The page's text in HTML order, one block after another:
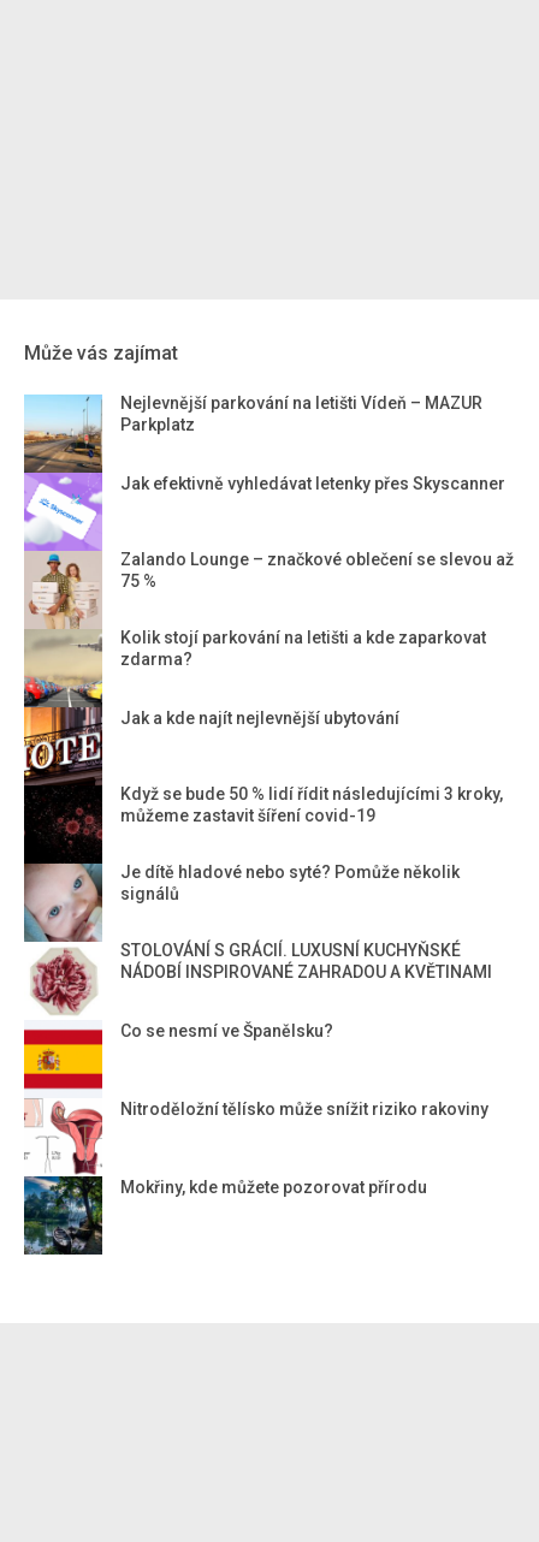
Může vás zajímat
Nejlevnější parkování na letišti Vídeň – MAZUR
Parkplatz
Jak efektivně vyhledávat letenky přes Skyscanner
Zalando Lounge – značkové oblečení se slevou až
75 %
Kolik stojí parkování na letišti a kde zaparkovat
zdarma?
Jak a kde najít nejlevnější ubytování
Když se bude 50 % lidí řídit následujícími 3 kroky,
můžeme zastavit šíření covid-19
Je dítě hladové nebo syté? Pomůže několik
signálů
STOLOVÁNÍ S GRÁCIÍ. LUXUSNÍ KUCHYŇSKÉ
NÁDOBÍ INSPIROVANÉ ZAHRADOU A KVĚTINAMI
Co se nesmí ve Španělsku?
Nitroděložní tělísko může snížit riziko rakoviny
Mokřiny, kde můžete pozorovat přírodu